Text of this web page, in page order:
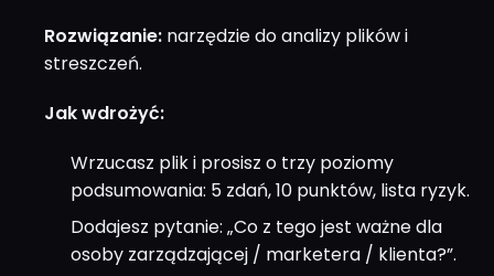
Rozwiązanie: narzędzie do analizy plików i
streszczeń.
Jak wdrożyć:
Wrzucasz plik i prosisz o trzy poziomy
podsumowania: 5 zdań, 10 punktów, lista ryzyk.
Dodajesz pytanie: „Co z tego jest ważne dla
osoby zarządzającej / marketera / klienta?”.